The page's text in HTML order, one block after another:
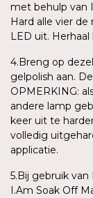
met behulp van
Hard alle vier de
LED uit.
4.Breng op
gelpolish aan.
OPMERKING:
andere lamp
keer uit te
volledig
applicatie.
5.Bij gebruik van
I.Am Soak Off